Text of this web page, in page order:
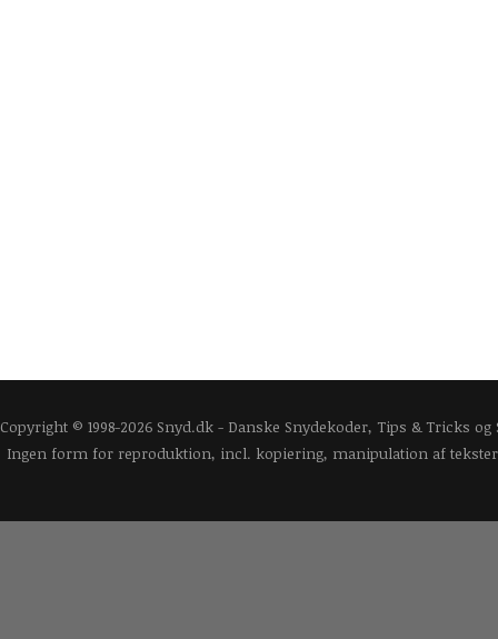
Copyright © 1998-2026 Snyd.dk - Danske Snydekoder, Tips & Tricks
Ingen form for reproduktion, incl. kopiering, manipulation af